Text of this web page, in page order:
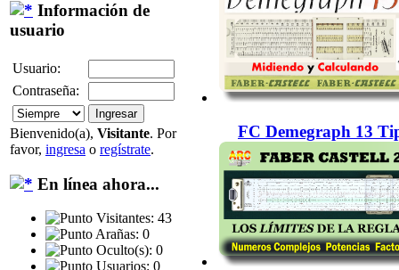
Información de
usuario
Usuario:
Contraseña:
Bienvenido(a), Visitante. Por
favor, ingresa o regístrate.
En línea ahora...
Visitantes: 43
Arañas: 0
Oculto(s): 0
Usuarios: 0
FC Demegraph 13